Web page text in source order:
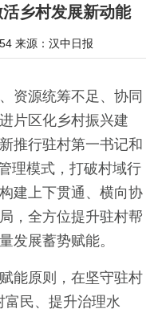
乡村发展新动能
来源： 汉中日报
资源统筹不足、协同
片区化乡村振兴建
推行驻村第一书记和
理模式，打破村域行
建上下贯通、横向协
，全方位提升驻村帮
发展蓄势赋能。
能原则，在坚守驻村
富民、提升治理水